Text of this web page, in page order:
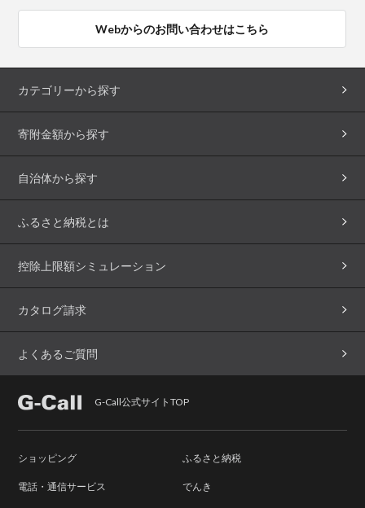
Webからのお問い合わせはこちら
カテゴリーから探す
寄附金額から探す
自治体から探す
ふるさと納税とは
控除上限額シミュレーション
カタログ請求
よくあるご質問
G-Call公式サイトTOP
ショッピング ふるさと納税
電話・通信サービス でんき